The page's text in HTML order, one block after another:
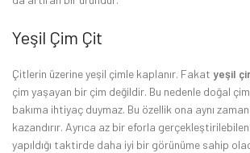
Yeşil Çim Çit
Çitlerin üzerine yeşil çimle kaplanır. Fakat yeşil
çim yaşayan bir çim değildir. Bu nedenle doğal
bakıma ihtiyaç duymaz. Bu özellik ona aynı
kazandırır. Ayrıca az bir eforla gerçekleştirilebilen
yapıldığı taktirde daha iyi bir görünüme sahip